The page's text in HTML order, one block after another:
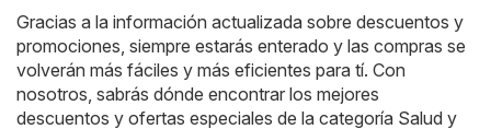
Gracias a la información actualizada sobre descuentos y
promociones, siempre estarás enterado y las compras se
volverán más fáciles y más eficientes para tí. Con
nosotros, sabrás dónde encontrar los mejores
descuentos y ofertas especiales de la categoría Salud y